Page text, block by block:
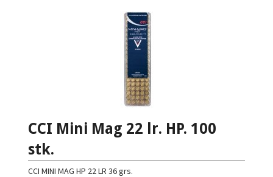
CCI Mini Mag 22 lr. HP. 100
stk.
CCI MINI MAG HP 22 LR 36 grs.